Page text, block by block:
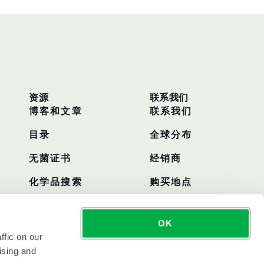
on our
and
OK
资源
博客和文章
目录
无菌证书
化学品搜索
联系我们
联系我们
全球分布
经销商
购买地点